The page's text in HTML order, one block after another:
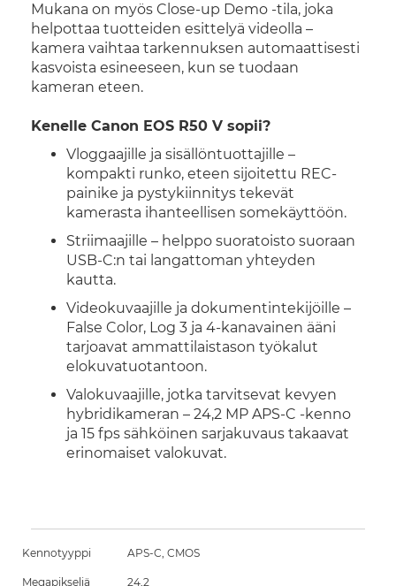
Mukana on myös Close-up Demo -tila, joka
helpottaa tuotteiden esittelyä videolla –
kamera vaihtaa tarkennuksen automaattisesti
kasvoista esineeseen, kun se tuodaan
kameran eteen.
Kenelle Canon EOS R50 V sopii?
Vloggaajille ja sisällöntuottajille –
kompakti runko, eteen sijoitettu REC-
painike ja pystykiinnitys tekevät
kamerasta ihanteellisen somekäyttöön.
Striimaajille – helppo suoratoisto suoraan
USB-C:n tai langattoman yhteyden
kautta.
Videokuvaajille ja dokumentintekijöille –
False Color, Log 3 ja 4-kanavainen ääni
tarjoavat ammattilaistason työkalut
elokuvatuotantoon.
Valokuvaajille, jotka tarvitsevat kevyen
hybridikameran – 24,2 MP APS-C -kenno
ja 15 fps sähköinen sarjakuvaus takaavat
erinomaiset valokuvat.
Kennotyyppi APS-C, CMOS
Megapikseliä 24,2